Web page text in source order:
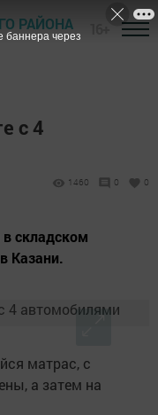
РАЙОНА
с 4
1460 0 0
складском
Казани.
матрас, с
а затем на
баннера через